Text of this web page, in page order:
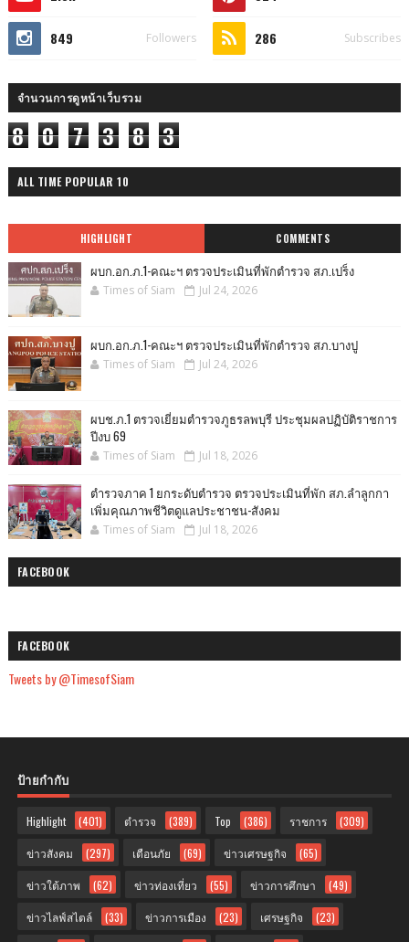
849 Followers 286 Subscribes
จำนวนการดูหน้าเว็บรวม
8 0 7 3 8 3
ALL TIME POPULAR 10
HIGHLIGHT COMMENTS
ผบก.อก.ภ.1-คณะฯ ตรวจประเมินที่พักตำรวจ สภ.เปร็ง
Times of Siam Jul 24, 2026
ผบก.อก.ภ.1-คณะฯ ตรวจประเมินที่พักตำรวจ สภ.บางปู
Times of Siam Jul 24, 2026
ผบช.ภ.1 ตรวจเยี่ยมตำรวจภูธรลพบุรี ประชุมผลปฏิบัติราชการ
ปีงบ 69
Times of Siam Jul 18, 2026
ตำรวจภาค 1 ยกระดับตำรวจ ตรวจประเมินที่พัก สภ.ลำลูกกา
เพิ่มคุณภาพชีวิตดูแลประชาชน-สังคม
Times of Siam Jul 18, 2026
FACEBOOK
FACEBOOK
Tweets by @TimesofSiam
ป้ายกำกับ
Highlight (401) ตำรวจ (389) Top (386) ราชการ (309)
ข่าวสังคม (297) เตือนภัย (69) ข่าวเศรษฐกิจ (65)
ข่าวใต้ภาพ (62) ข่าวท่องเที่ยว (55) ข่าวการศึกษา (49)
ข่าวไลฟ์สไตล์ (33) ข่าวการเมือง (23) เศรษฐกิจ (23)